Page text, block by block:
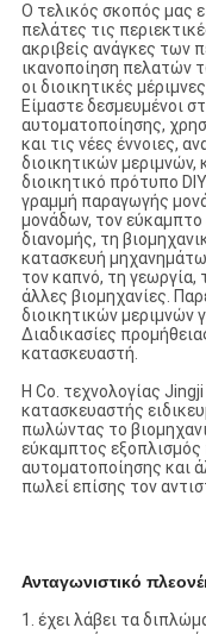
Ο τελικός σκοπός μας
πελάτες τις
ακριβείς ανάγκες των
ικανοποίηση πελατών
οι διοικητικές
Είμαστε δεσμευμένοι
αυτοματοποίησης,
και τις νέες έννοιες,
διοικητικών μεριμνών,
διοικητικό πρότυπο
γραμμή παραγωγής
μονάδων, τον εύκαμπτο
διανομής, τη
κατασκευή
τον καπνό, τη γεωργία,
άλλες βιομηχανίες.
διοικητικών μεριμνών
Διαδικασίες
κατασκευαστή.
Η Co. τεχνολογίας
κατασκευαστής
πωλώντας το
εύκαμπτος
αυτοματοποίησης και
πωλεί επίσης τον
Ανταγωνιστικό
1. έχει λάβει τα